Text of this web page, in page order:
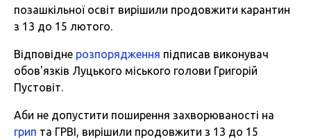
позашкільної освіт вирішили продовжити карантин
з 13 до 15 лютого.
Відповідне розпорядження підписав виконувач
обов'язків Луцького міського голови Григорій
Пустовіт.
Аби не допустити поширення захворюваності на
грип та ГРВІ, вирішили продовжити з 13 до 15